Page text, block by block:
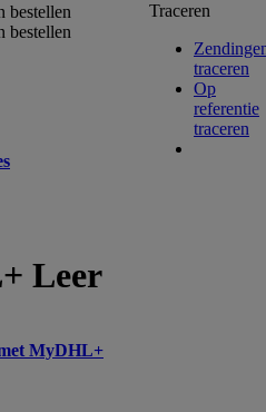
bestellen
bestellen
Leer
MyDHL+
Traceren
traceren
Op
referentie
traceren